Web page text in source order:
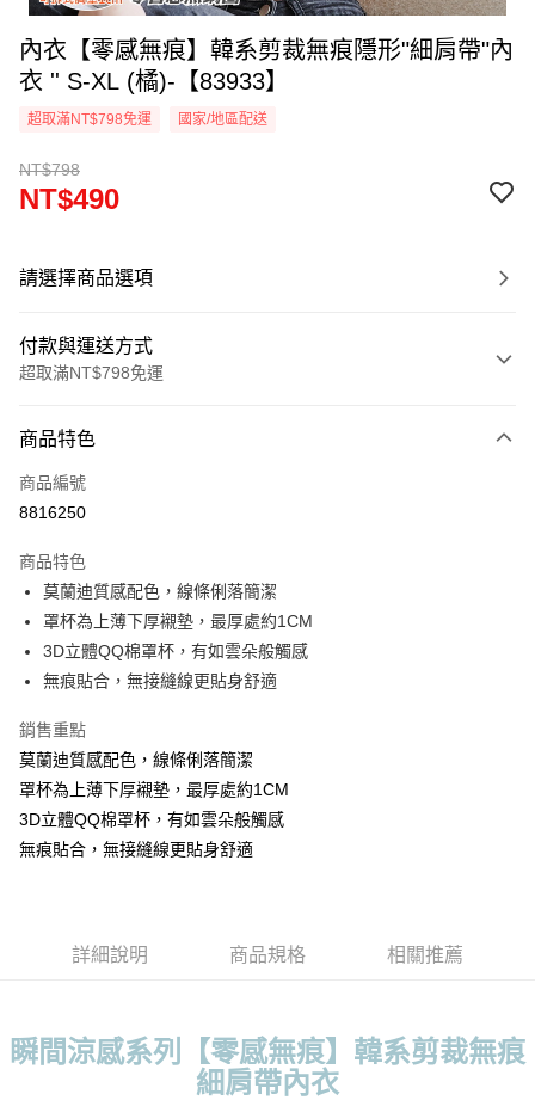
內衣【零感無痕】韓系剪裁無痕隱形"細肩帶"內
衣 '' S-XL (橘)-【83933】
超取滿NT$798免運 國家/地區配送
NT$798
NT$490
請選擇商品選項
付款與運送方式
超取滿NT$798免運
信用卡一次付款
超商取貨付款
Apple Pay
街口支付
悠遊付
ATM付款
貨到付款
運送方式
全家取貨付款
每筆NT$70，滿NT$799(含以上)免運費
每筆NT$70，滿NT$799(含以上)免運費
商品特色
商品編號
8816250
商品特色
莫蘭迪質感配色，線條俐落簡潔
罩杯為上薄下厚襯墊，最厚處約1CM
3D立體QQ棉罩杯，有如雲朵般觸感
無痕貼合，無接縫線更貼身舒適
銷售重點
莫蘭迪質感配色，線條俐落簡潔
罩杯為上薄下厚襯墊，最厚處約1CM
3D立體QQ棉罩杯，有如雲朵般觸感
無痕貼合，無接縫線更貼身舒適
詳細說明 商品規格 相關推薦
瞬間涼感系列【零感無痕】韓系剪裁無痕
細肩帶內衣